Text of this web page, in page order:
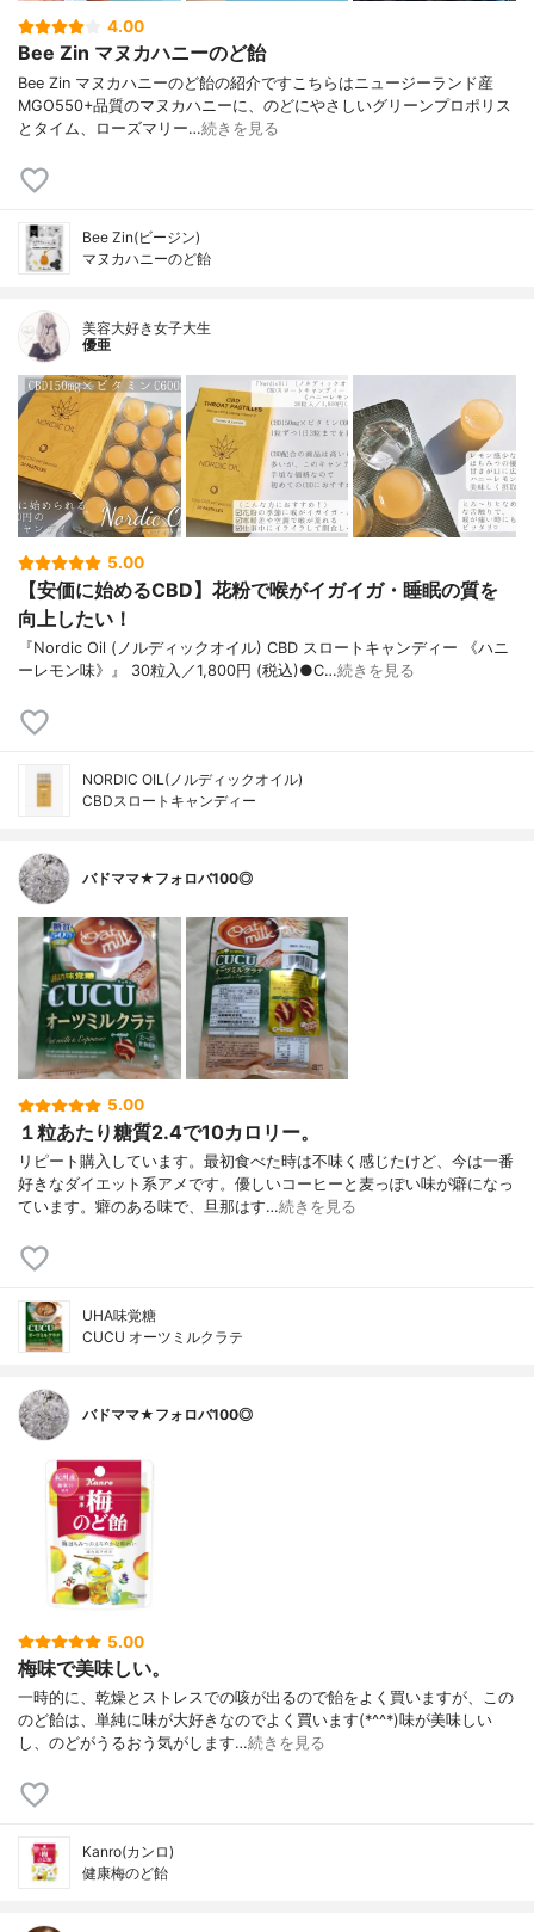
4.00
Bee Zin マヌカハニーのど飴
Bee Zin マヌカハニーのど飴の紹介ですこちらはニュージーランド産
MGO550+品質のマヌカハニーに、のどにやさしいグリーンプロポリス
とタイム、ローズマリー…続きを見る
Bee Zin(ビージン)
マヌカハニーのど飴
美容大好き女子大生
優亜
5.00
【安価に始めるCBD】花粉で喉がイガイガ・睡眠の質を
向上したい！
『Nordic Oil (ノルディックオイル) CBD スロートキャンディー 《ハニ
ーレモン味》』 30粒入／1,800円 (税込)●C…続きを見る
NORDIC OIL(ノルディックオイル)
CBDスロートキャンディー
バドママ★フォロバ100◎
5.00
１粒あたり糖質2.4で10カロリー。
リピート購入しています。最初食べた時は不味く感じたけど、今は一番
好きなダイエット系アメです。優しいコーヒーと麦っぽい味が癖になっ
ています。癖のある味で、旦那はす…続きを見る
UHA味覚糖
CUCU オーツミルクラテ
バドママ★フォロバ100◎
5.00
梅味で美味しい。
一時的に、乾燥とストレスでの咳が出るので飴をよく買いますが、この
のど飴は、単純に味が大好きなのでよく買います(*^^*)味が美味しい
し、のどがうるおう気がします…続きを見る
Kanro(カンロ)
健康梅のど飴